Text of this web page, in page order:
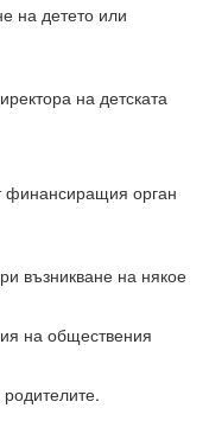
детето или
на детската
орган
възникване на някое
на обществения